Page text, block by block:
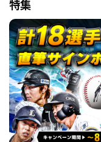
特集